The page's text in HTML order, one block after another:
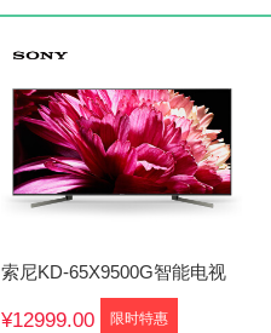
索尼KD-65X9500G智能电视
¥12999.00 限时特惠